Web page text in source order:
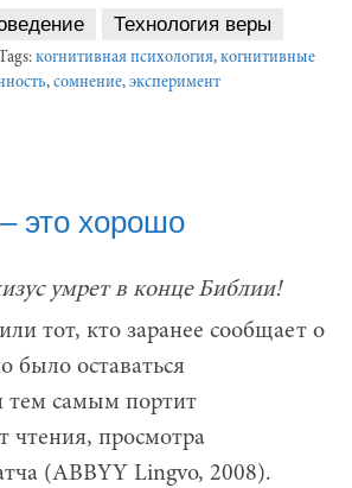
Технология веры
когнитивная психология, когнитивные
, сомнение, эксперимент
это хорошо
тот, кто заранее сообщает о
было оставаться
тем самым портит
чтения, просмотра
(ABBYY Lingvo, 2008).